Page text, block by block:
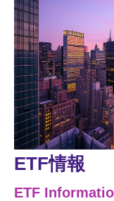
ETF情報
ETF